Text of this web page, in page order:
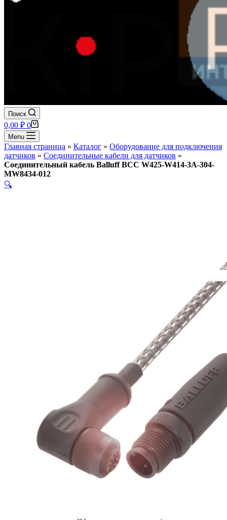
Поиск
Корзина
0,00 ₽ 0
Menu
Главная страница » Каталог » Оборудование для подключения
датчиков » Соединительные кабели для датчиков »
Соединительный кабель Balluff BCC W425-W414-3A-304-
MW8434-012
🔍